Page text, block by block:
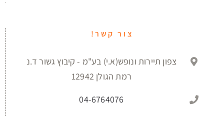
צור קשר!
צפון תיירות ונופש(א.י) בע"מ - קיבוץ גשור ד.נ
רמת הגולן 12942
04-6764076